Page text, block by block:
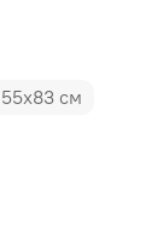
55х83 см